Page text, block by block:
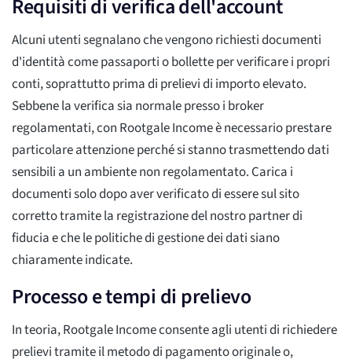
Requisiti di verifica dell'account
Alcuni utenti segnalano che vengono richiesti documenti
d'identità come passaporti o bollette per verificare i propri
conti, soprattutto prima di prelievi di importo elevato.
Sebbene la verifica sia normale presso i broker
regolamentati, con Rootgale Income è necessario prestare
particolare attenzione perché si stanno trasmettendo dati
sensibili a un ambiente non regolamentato. Carica i
documenti solo dopo aver verificato di essere sul sito
corretto tramite la registrazione del nostro partner di
fiducia e che le politiche di gestione dei dati siano
chiaramente indicate.
Processo e tempi di prelievo
In teoria, Rootgale Income consente agli utenti di richiedere
prelievi tramite il metodo di pagamento originale o,